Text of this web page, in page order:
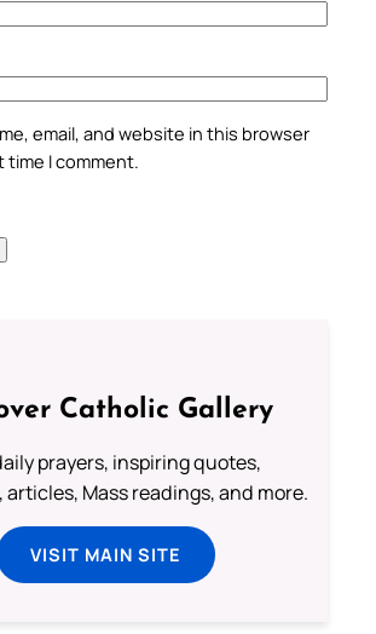
email, and website in this browser
I comment.
Catholic Gallery
prayers, inspiring quotes,
Mass readings, and more.
VISIT MAIN SITE